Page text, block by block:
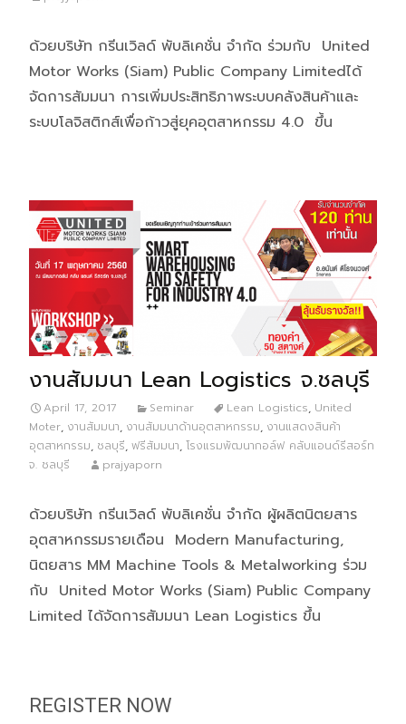
ด้วยบริษัท กรีนเวิลด์ พับลิเคชั่น จำกัด ร่วมกับ United
Motor Works (Siam) Public Company Limitedได้
จัดการสัมมนา การเพิ่มประสิทธิภาพระบบคลังสินค้าและ
ระบบโลจิสติกส์เพื่อก้าวสู่ยุคอุตสาหกรรม 4.0 ขึ้น
งานสัมมนา Lean Logistics จ.ชลบุรี
April 17, 2017 Seminar Lean Logistics, United
Moter, งานสัมมนา, งานสัมมนาด้านอุตสาหกรรม, งานแสดงสินค้า
อุตสาหกรรม, ชลบุรี, ฟรีสัมมนา, โรงแรมพัฒนากอล์ฟ คลับแอนด์รีสอร์ท
จ. ชลบุรี
prajyaporn
ด้วยบริษัท กรีนเวิลด์ พับลิเคชั่น จำกัด ผู้ผลิตนิตยสาร
อุตสาหกรรมรายเดือน Modern Manufacturing,
นิตยสาร MM Machine Tools & Metalworking ร่วม
กับ United Motor Works (Siam) Public Company
Limited ได้จัดการสัมมนา Lean Logistics ขึ้น
REGISTER NOW